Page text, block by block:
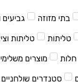
בתי מזוזה גביעים
טליתות טליתות
חלות מוצרים
סטנדרים שולחניים